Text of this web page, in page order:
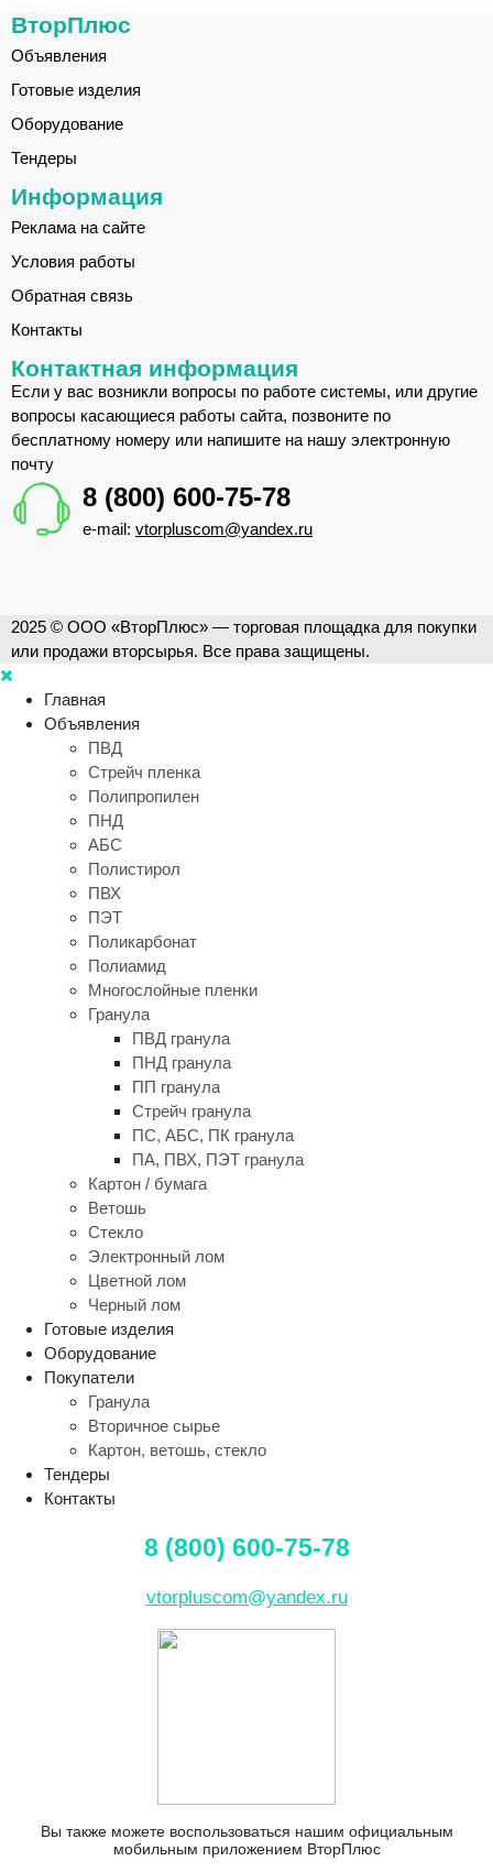
ВторПлюс
Объявления
Готовые изделия
Оборудование
Тендеры
Информация
Реклама на сайте
Условия работы
Обратная связь
Контакты
Контактная информация
Если у вас возникли вопросы по работе системы, или другие
вопросы касающиеся работы сайта, позвоните по
бесплатному номеру или напишите на нашу электронную
почту
8 (800) 600-75-78
e-mail: vtorpluscom@yandex.ru
2025 © ООО «ВторПлюс» — торговая площадка для покупки
или продажи вторсырья. Все права защищены.
Главная
Объявления
ПВД
Стрейч пленка
Полипропилен
ПНД
АБС
Полистирол
ПВХ
ПЭТ
Поликарбонат
Полиамид
Многослойные пленки
Гранула
ПВД гранула
ПНД гранула
ПП гранула
Стрейч гранула
ПС, АБС, ПК гранула
ПА, ПВХ, ПЭТ гранула
Картон / бумага
Ветошь
Стекло
Электронный лом
Цветной лом
Черный лом
Готовые изделия
Оборудование
Покупатели
Гранула
Вторичное сырье
Картон, ветошь, стекло
Тендеры
Контакты
8 (800) 600-75-78
vtorpluscom@yandex.ru
Вы также можете воспользоваться нашим официальным
мобильным приложением ВторПлюс